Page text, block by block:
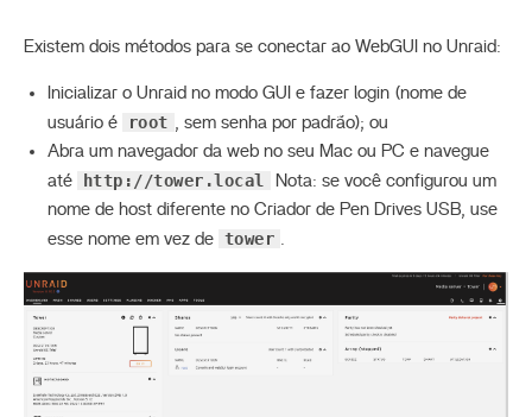
Existem dois métodos para se conectar ao WebGUI no Unraid:
Inicializar o Unraid no modo GUI e fazer login (nome de
usuário é
root , sem senha por padrão); ou
Abra um navegador da web no seu Mac ou PC e navegue
até
http://tower.local
Nota: se você configurou um
nome de host diferente no Criador de Pen Drives USB, use
esse nome em vez de tower .